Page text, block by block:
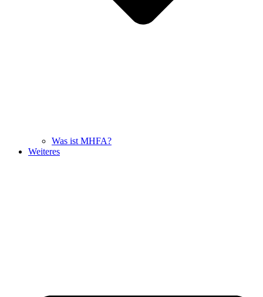
Was ist MHFA?
Weiteres